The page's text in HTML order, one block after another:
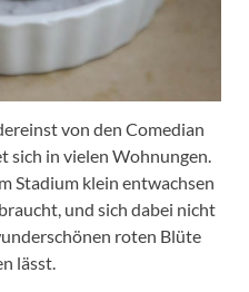
von den Comedian
sich in vielen Wohnungen.
Stadium klein entwachsen
und sich dabei nicht
roten Blüte
lässt.